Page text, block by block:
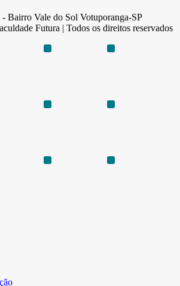
Bairro Vale do Sol Votuporanga-SP
Futura | Todos os direitos reservados